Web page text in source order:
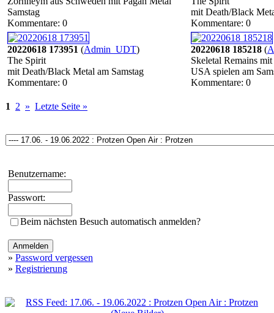
Samstag
Kommentare: 0
mit Death/Black
Kommentare: 0
20220618 173951 (Admin_UDT)
The Spirit
mit Death/Black Metal am Samstag
Kommentare: 0
20220618 185218 (
Skeletal Remains
USA spielen am
Kommentare: 0
1 2 » Letzte Seite »
Benutzername:
Passwort:
Beim nächsten Besuch automatisch anmelden?
» Password vergessen
» Registrierung